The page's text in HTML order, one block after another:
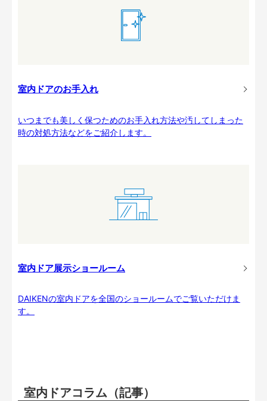
室内ドアのお手入れ
いつまでも美しく保つためのお手入れ方法や汚してしまった
時の対処方法などをご紹介します。
室内ドア展示ショールーム
DAIKENの室内ドアを全国のショールームでご覧いただけま
す。
室内ドアコラム（記事）